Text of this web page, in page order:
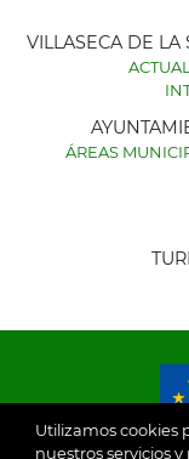
Utilizamos cookies
nuestros servicios
AYUNTAMIENTO
VILLASECA DE LA
ÁREAS